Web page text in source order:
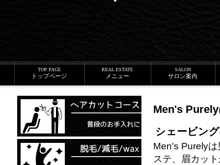
Men's
シェービン
Men's Purelyは
ステ、眉カッ
TOP PAGE
トップページ
REAL ESTATE
メニュー
SALON
サロン案内